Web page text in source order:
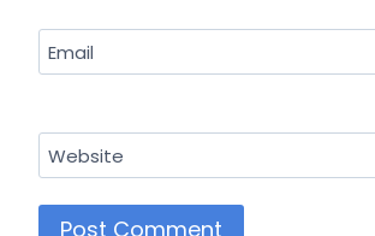
Email
Website